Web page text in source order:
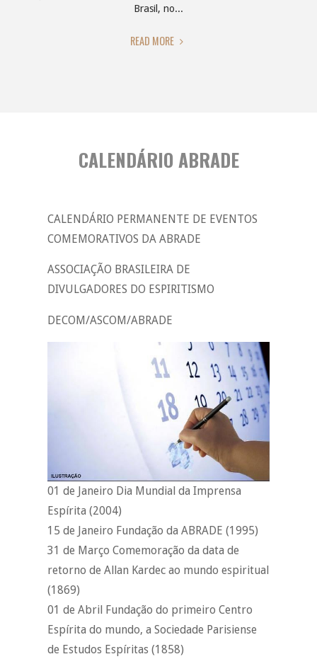
Brasil, no...
READ MORE "DESENCARNES
CALENDÁRIO ABRADE
CALENDÁRIO PERMANENTE DE EVENTOS
COMEMORATIVOS DA ABRADE
ASSOCIAÇÃO BRASILEIRA DE
DIVULGADORES DO ESPIRITISMO
DECOM/ASCOM/ABRADE
01 de Janeiro Dia Mundial da Imprensa
Espírita (2004)
15 de Janeiro Fundação da ABRADE (1995)
31 de Março Comemoração da data de
retorno de Allan Kardec ao mundo espiritual
(1869)
01 de Abril Fundação do primeiro Centro
Espírita do mundo, a Sociedade Parisiense
de Estudos Espíritas (1858)